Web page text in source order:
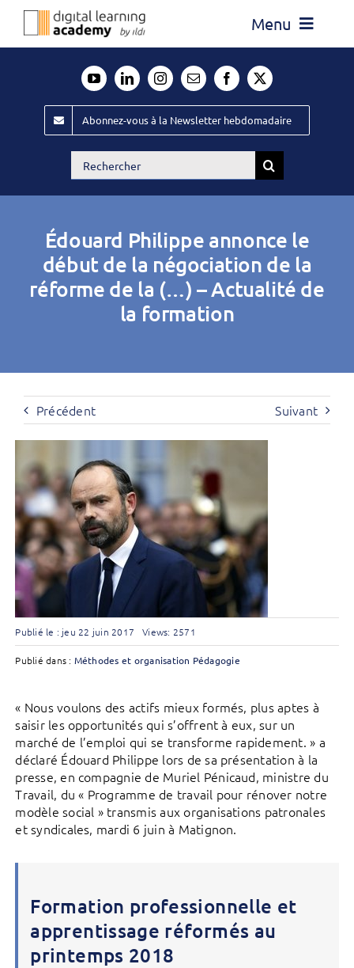
Passer
Menu
Évènements ILDI
Offres d’emploi
Publiez
Contact
Abonnez-vous à la Newsletter hebdomadaire
Rechercher:
Édouard Philippe annonce le
début de la négociation de la
réforme de la (…) – Actualité de
la formation
Précédent Suivant
Publié le : jeu 22 juin 2017 Views: 2571
Publié dans : Méthodes et organisation Pédagogie
« Nous voulons des actifs mieux formés, plus aptes à
saisir les opportunités qui s’offrent à eux, sur un
marché de l’emploi qui se transforme rapidement. » a
déclaré Édouard Philippe lors de sa présentation à la
presse, en compagnie de Muriel Pénicaud, ministre du
Travail, du « Programme de travail pour rénover notre
modèle social » transmis aux organisations patronales
et syndicales, mardi 6 juin à Matignon.
Formation professionnelle et
apprentissage réformés au
printemps 2018